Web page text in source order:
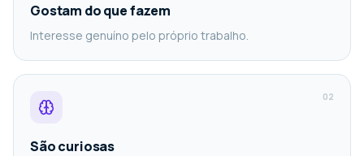
Gostam do que fazem
Interesse genuíno pelo próprio trabalho.
02
São curiosas